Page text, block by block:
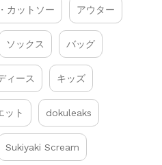
カットソー アウター
ソックス バッグ
ィース キッズ
ット dokuleaks
Sukiyaki Scream